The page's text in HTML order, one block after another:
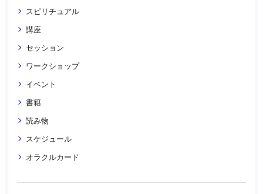
スピリチュアル
講座
セッション
ワークショップ
イベント
書籍
読み物
スケジュール
オラクルカード